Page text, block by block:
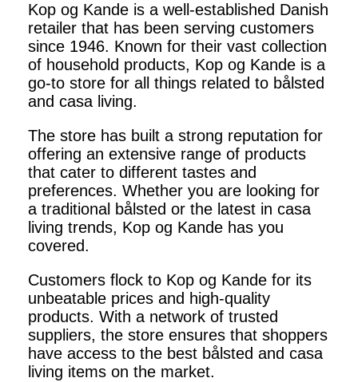
Kop og Kande is a well-established Danish
retailer that has been serving customers
since 1946. Known for their vast collection
of household products, Kop og Kande is a
go-to store for all things related to bålsted
and casa living.
The store has built a strong reputation for
offering an extensive range of products
that cater to different tastes and
preferences. Whether you are looking for
a traditional bålsted or the latest in casa
living trends, Kop og Kande has you
covered.
Customers flock to Kop og Kande for its
unbeatable prices and high-quality
products. With a network of trusted
suppliers, the store ensures that shoppers
have access to the best bålsted and casa
living items on the market.